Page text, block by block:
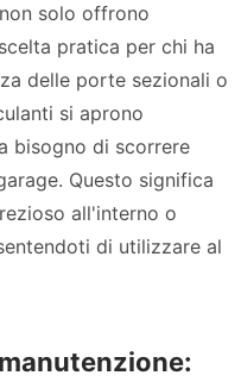
solo offrono
pratica per chi ha
delle porte sezionali o
si aprono
bisogno di scorrere
Questo significa
all'interno o
di utilizzare al